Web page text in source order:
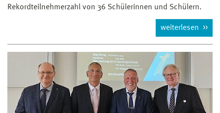
Rekordteilnehmerzahl von 36 Schülerinnen und Schülern.
weiterlesen